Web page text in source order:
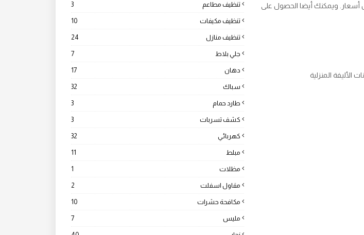
ويمكنك أيضا الحصول على
تنظيف مطاعم 3
تنظيف مكيفات 10
تنظيف منازل 24
جلي بلاط 7
دهان 17
سباك 32
طارد حمام 3
كشف تسربات 3
كهربائي 32
مبلط 11
مظلات 1
مقاول اسفلت 2
مكافحة حشرات 10
مليس 7